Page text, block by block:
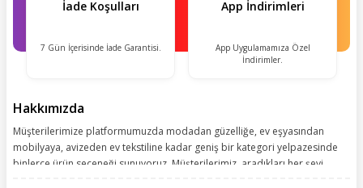
İade Koşulları
7 Gün İçerisinde İade Garantisi.
App İndirimleri
App Uygulamamıza Özel
İndirimler.
Hakkımızda
Müşterilerimize platformumuzda modadan güzelliğe, ev eşyasından
mobilyaya, avizeden ev tekstiline kadar geniş bir kategori yelpazesinde
binlerce ürün seçeneği sunuyoruz. Müşterilerimiz, aradıkları her şeyi